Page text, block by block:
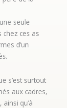
seule
ces as
d’un
s’est surtout
aux cadres,
qu’à